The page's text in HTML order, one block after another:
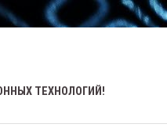
ТЕХНОЛОГИЙ!